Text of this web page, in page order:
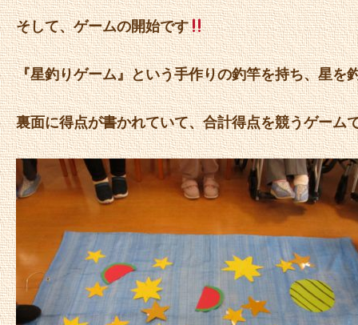
そして、ゲームの開始です
『星釣りゲーム』という手作りの釣竿を持ち、星を
裏面に得点が書かれていて、合計得点を競うゲーム